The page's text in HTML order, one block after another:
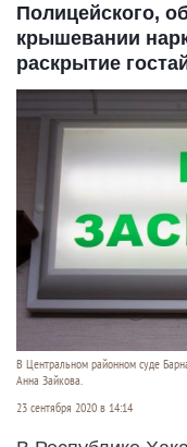
Полицейского,
крышевании
раскрытие
В Центральном районном суде
Анна Зайкова.
23 сентября 2020 в 14:14